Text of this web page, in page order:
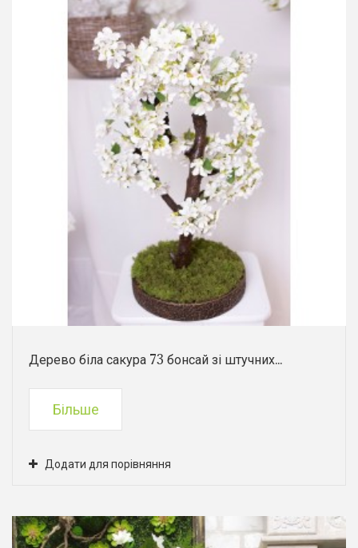
Дерево біла сакура 73 бонсай зі штучних...
Більше
Додати для порівняння